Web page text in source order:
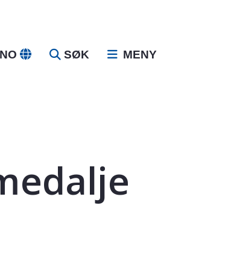
NO SØK MENY